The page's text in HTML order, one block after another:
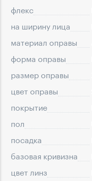
флекс
на ширину лица
материал оправы
форма оправы
размер оправы
цвет оправы
покрытие
пол
посадка
базовая кривизна
цвет линз